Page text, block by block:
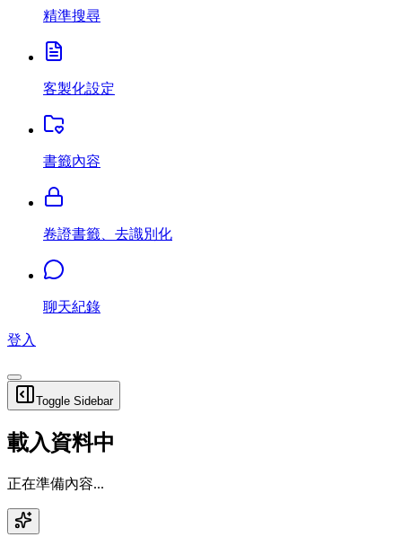
精準搜尋
客製化設定
書籤內容
卷證書籤、去識別化
聊天紀錄
登入
Toggle Sidebar
載入資料中
正在準備內容...